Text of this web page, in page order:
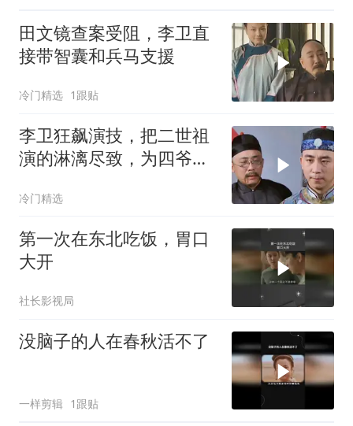
田文镜查案受阻，李卫直
接带智囊和兵马支援
冷门精选 1跟贴
李卫狂飙演技，把二世祖
演的淋漓尽致，为四爷铺
冷门精选
第一次在东北吃饭，胃口
大开
社长影视局
没脑子的人在春秋活不了
一样剪辑 1跟贴